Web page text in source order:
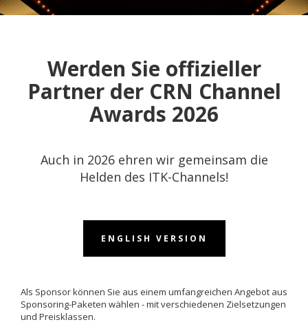
Werden Sie offizieller
Partner der CRN Channel
Awards 2026
Auch in 2026 ehren wir gemeinsam die
Helden des ITK-Channels!
ENGLISH VERSION
Als Sponsor können Sie aus einem umfangreichen Angebot aus
Sponsoring-Paketen wählen - mit verschiedenen Zielsetzungen
und Preisklassen.